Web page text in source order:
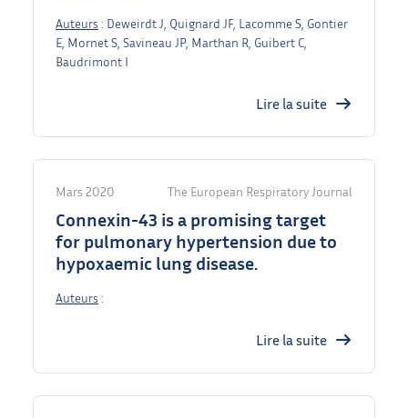
Auteurs : Deweirdt J, Quignard JF, Lacomme S, Gontier
E, Mornet S, Savineau JP, Marthan R, Guibert C,
Baudrimont I
Lire la suite
Mars 2020 The European Respiratory Journal
Connexin-43 is a promising target
for pulmonary hypertension due to
hypoxaemic lung disease.
Auteurs :
Lire la suite